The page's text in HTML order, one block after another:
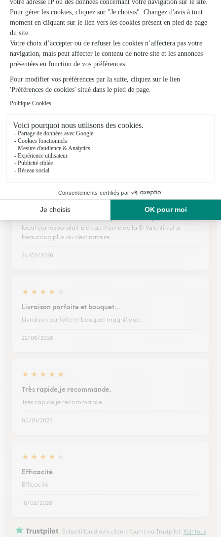
Au Bois Fleuri
Castelnau Magnoac
★★★★ ★4.3 (6)
1, place de l'église Collégiale
Voir la boutique
Ils ont fait livrer des fleurs ou une plante à
Sémézies-Cachan
★
Bouquet de qualité
Facilité de commande. Le bouquet composé par le fleuriste
local correspondait bien au thème de la St Valentin et a
beaucoup plus au destinataire.
24/02/2026
★ ★ ★ ★
Livraison parfaite et bouquet…
Livraison parfaite et bouquet magnifique.
22/06/2026
★ ★ ★ ★ ★
Très rapide,je recommande.
Très rapide,je recommande.
05/01/2026
★ ★ ★ ★
Efficacité
Efficacité
10/02/2026
Trustpilot Échantillon d'avis clients fourni via Trustpilot. Voir tous